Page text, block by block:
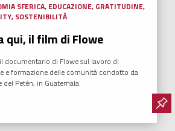
SFERICA, EDUCAZIONE, GRATITUDINE,
, SOSTENIBILITÀ
qui, il film di Flowe
documentario di Flowe sul lavoro di
e formazione delle comunità condotto da
del Petén, in Guatemala.